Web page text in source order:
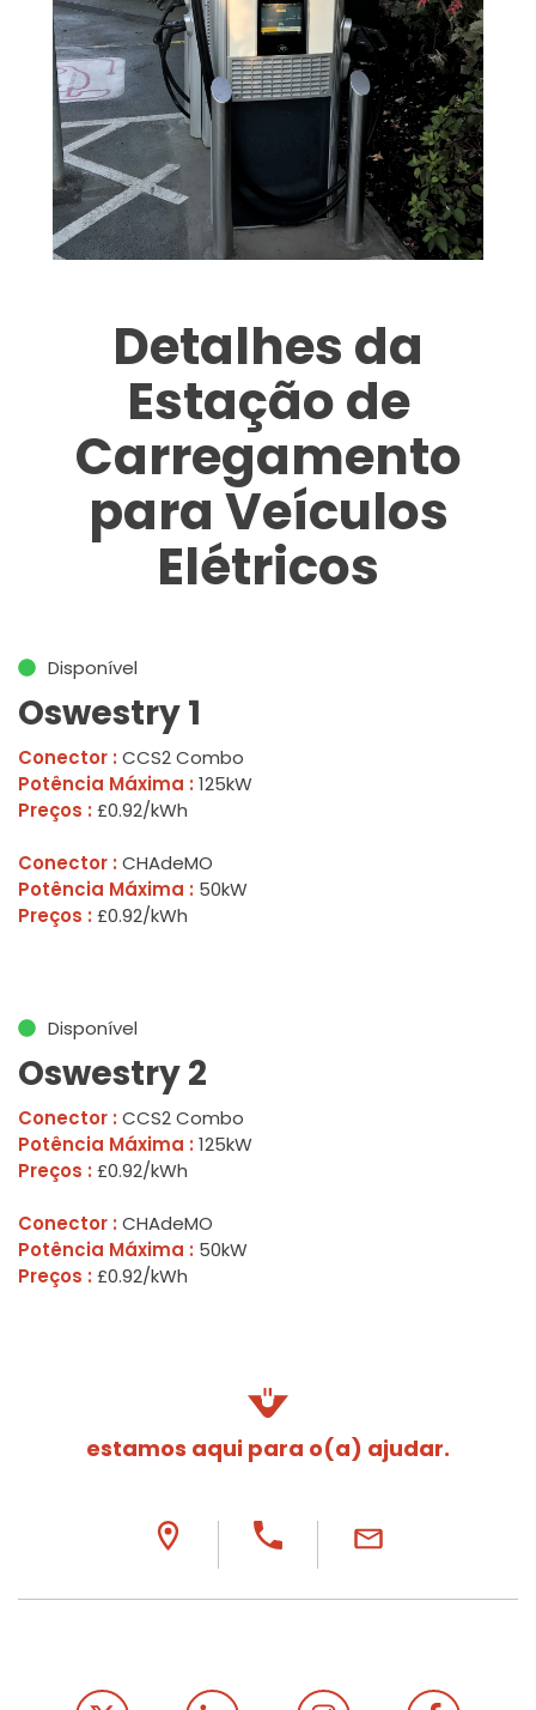
Detalhes da
Estação de
Carregamento
para Veículos
Elétricos
Disponível
Oswestry 1
Conector : CCS2 Combo
Potência Máxima : 125kW
Preços : £0.92/kWh
Conector : CHAdeMO
Potência Máxima : 50kW
Preços : £0.92/kWh
Disponível
Oswestry 2
Conector : CCS2 Combo
Potência Máxima : 125kW
Preços : £0.92/kWh
Conector : CHAdeMO
Potência Máxima : 50kW
Preços : £0.92/kWh
estamos aqui para o(a) ajudar.